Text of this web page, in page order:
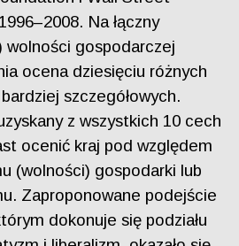
Na łączny
wolności gospodarczej
ocena dziesięciu różnych
szczegółowych.
z wszystkich 10 cech
ocenić kraj pod względem
(wolności) gospodarki lub
Zaproponowane podejście
dokonuje się podziału